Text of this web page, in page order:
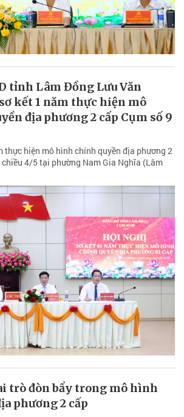
tỉnh Lâm Đồng Lưu Văn
kết 1 năm thực hiện mô
địa phương 2 cấp Cụm số 9
thực hiện mô hình chính quyền địa phương 2
chiều 4/5 tại phường Nam Gia Nghĩa (Lâm
trò đòn bẩy trong mô hình
phương 2 cấp